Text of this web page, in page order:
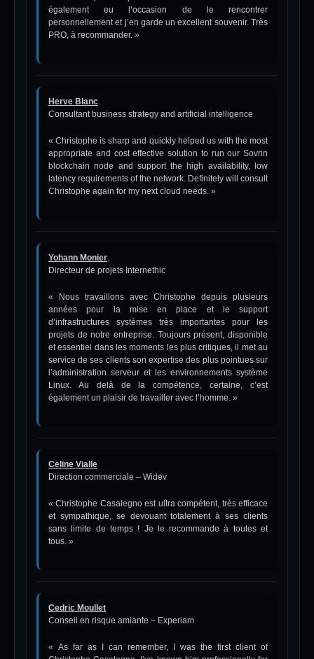
également eu l’occasion de le rencontrer
personnellement et j’en garde un excellent souvenir. Très
PRO, à recommander. »
Herve Blanc.
Consultant business strategy and artificial intelligence
« Christophe is sharp and quickly helped us with the most
appropriate and cost effective solution to run our Sovrin
blockchain node and support the high availability, low
latency requirements of the network. Definitely will consult
Christophe again for my next cloud needs. »
Yohann Monier.
Directeur de projets Internethic
« Nous travaillons avec Christophe depuis plusieurs
années pour la mise en place et le support
d’infrastructures systèmes très importantes pour les
projets de notre entreprise. Toujours présent, disponible
et essentiel dans les moments les plus critiques, il met au
service de ses clients son expertise des plus pointues sur
l’administration serveur et les environnements système
Linux. Au delà de la compétence, certaine, c’est
également un plaisir de travailler avec l’homme. »
Celine Vialle
Direction commerciale – Widev
« Christophe Casalegno est ultra compétent, très efficace
et sympathique, se devouant totalement à ses clients
sans limite de temps ! Je le recommande à toutes et
tous. »
Cedric Moullet
Conseil en risque amiante – Experiam
« As far as I can remember, I was the first client of